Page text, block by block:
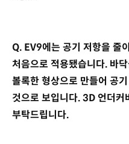
Q. EV9에는 공기 저항을 줄
처음으로 적용됐습니다. 바
볼록한 형상으로 만들어 공
것으로 보입니다. 3D 언더커
부탁드립니다.